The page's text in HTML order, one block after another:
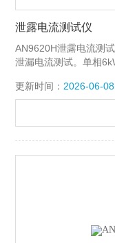
泄露电流测试仪
AN9620H泄露电流测
泄漏电流测试。单相
更新时间： 2026-06-08